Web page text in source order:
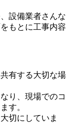
設備業者さんな
もとに工事内容
有する大切な場
り、現場でのコ
す。
切にしていま